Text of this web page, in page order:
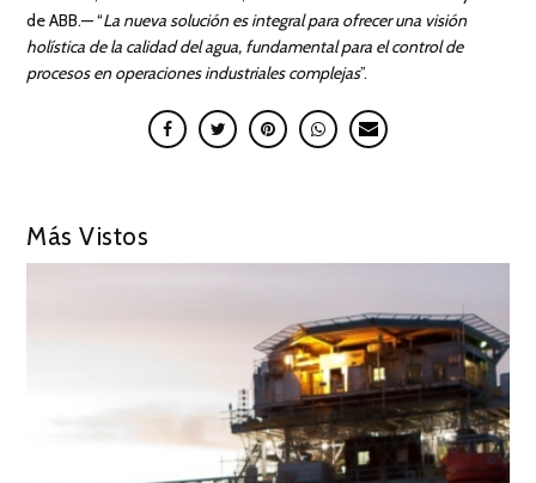
de ABB.— “La nueva solución es integral para ofrecer una visión
holística de la calidad del agua, fundamental para el control de
procesos en operaciones industriales complejas”.
Más Vistos